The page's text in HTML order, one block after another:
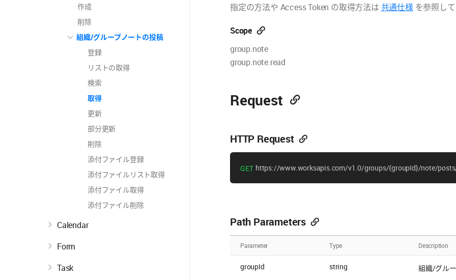
作成
削除
組織/グループノートの投稿
登録
リストの取得
検索
取得
更新
部分更新
削除
添付ファイル登録
添付ファイルリスト取得
添付ファイル取得
添付ファイル削除
Calendar
Form
Task
指定の方法や Access Token の取得方法は 共通仕様を参照し
Scope
group.note
group.note.read
Request
HTTP Request
GET https://www.worksapis.com/v1.0/groups/{groupId}/note/
Path Parameters
Parameter Type Description
groupId string 組織/グル